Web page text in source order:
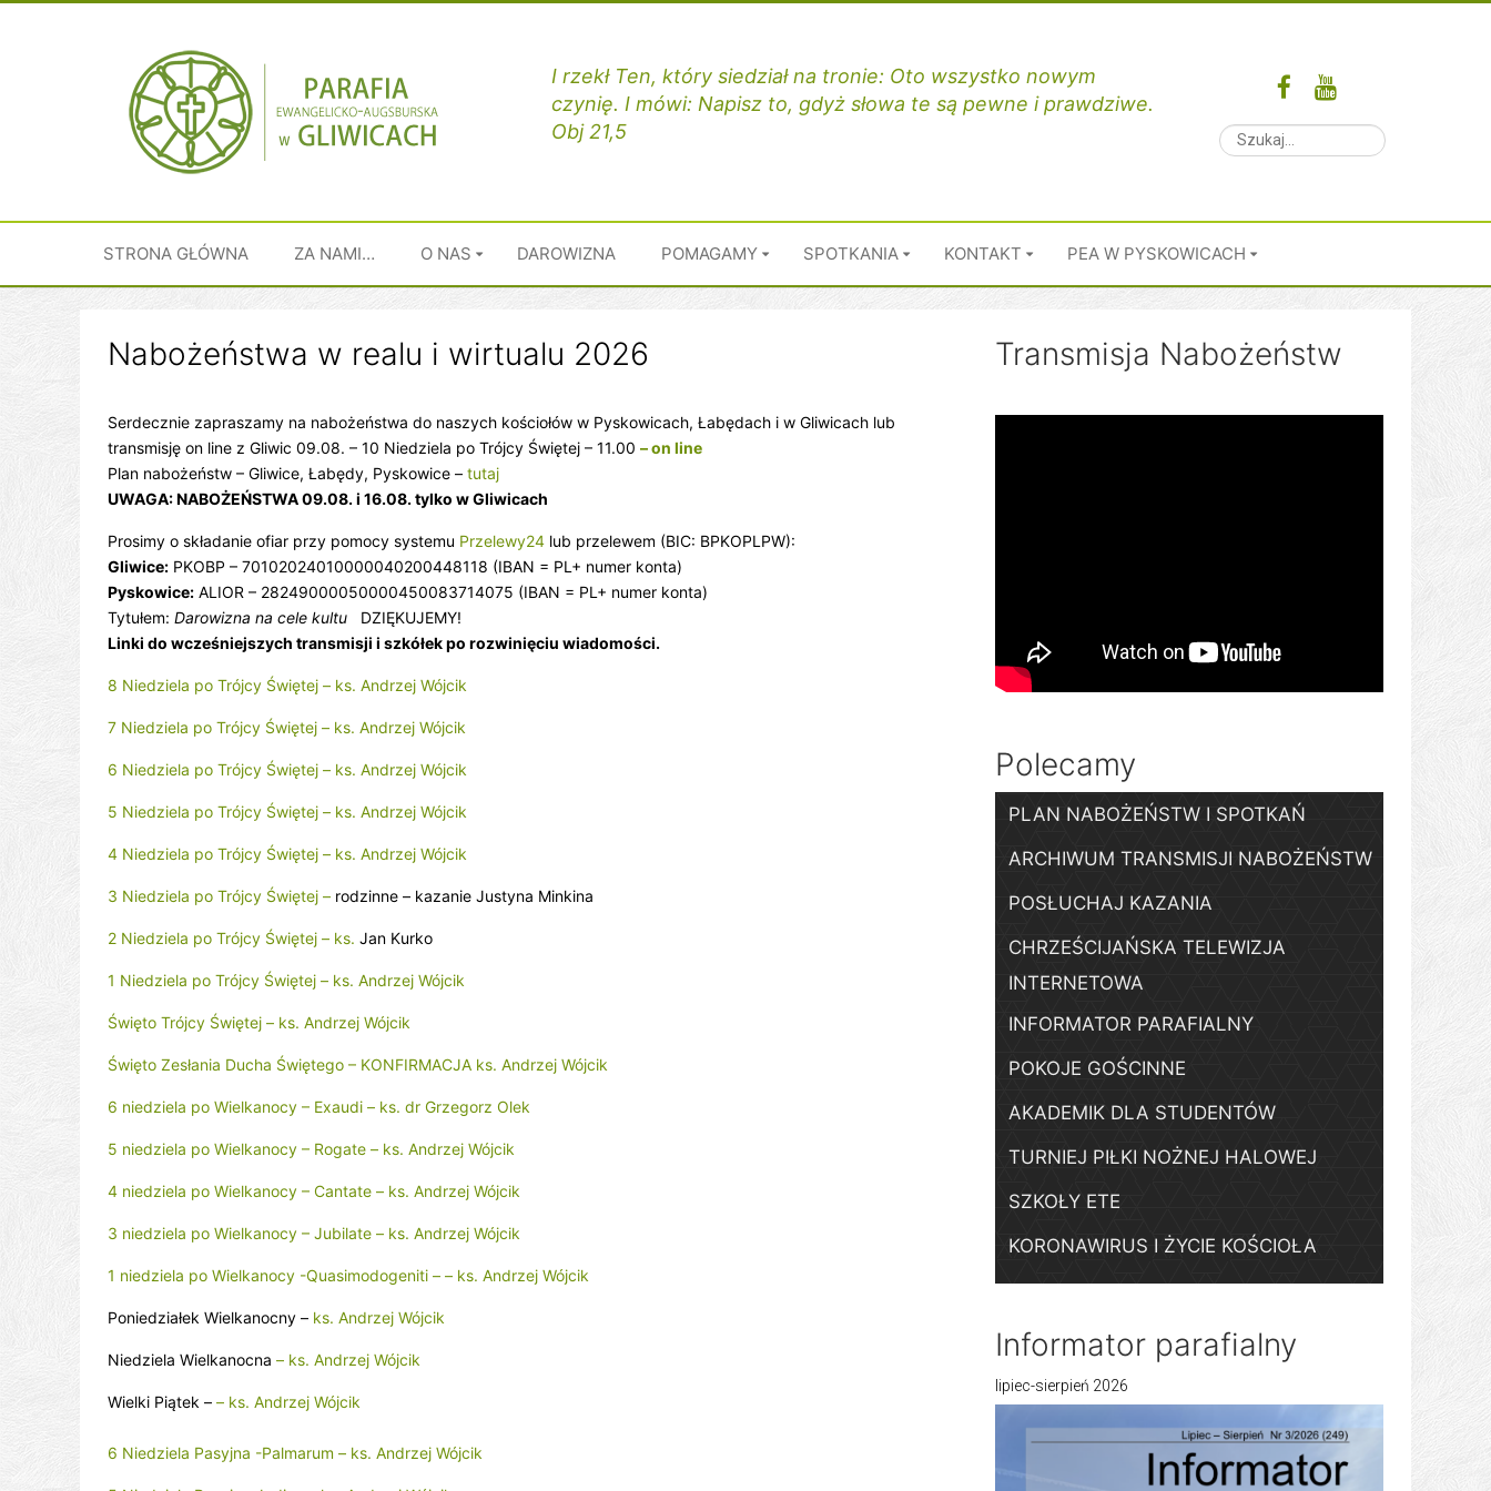
I rzekł Ten, który siedział na tronie: Oto wszystko nowym
czynię. I mówi: Napisz to, gdyż słowa te są pewne i prawdziwe.
Obj 21,5
STRONA GŁÓWNA ZA NAMI… O NAS DAROWIZNA POMAGAMY SPOTKANIA KONTAKT PEA W PYSKOWICACH
Nabożeństwa w realu i wirtualu 2026
Serdecznie zapraszamy na nabożeństwa do naszych kościołów w Pyskowicach, Łabędach i w Gliwicach lub
transmisję on line z Gliwic 09.08. – 10 Niedziela po Trójcy Świętej – 11.00 – on line
Plan nabożeństw – Gliwice, Łabędy, Pyskowice – tutaj
UWAGA: NABOŻEŃSTWA 09.08. i 16.08. tylko w Gliwicach
Prosimy o składanie ofiar przy pomocy systemu Przelewy24 lub przelewem (BIC: BPKOPLPW):
Gliwice: PKOBP – 70102024010000040200448118 (IBAN = PL+ numer konta)
Pyskowice: ALIOR – 28249000050000450083714075 (IBAN = PL+ numer konta)
Tytułem: Darowizna na cele kultu DZIĘKUJEMY!
Linki do wcześniejszych transmisji i szkółek po rozwinięciu wiadomości.
8 Niedziela po Trójcy Świętej – ks. Andrzej Wójcik
7 Niedziela po Trójcy Świętej – ks. Andrzej Wójcik
6 Niedziela po Trójcy Świętej – ks. Andrzej Wójcik
5 Niedziela po Trójcy Świętej – ks. Andrzej Wójcik
4 Niedziela po Trójcy Świętej – ks. Andrzej Wójcik
3 Niedziela po Trójcy Świętej – rodzinne – kazanie Justyna Minkina
2 Niedziela po Trójcy Świętej – ks. Jan Kurko
1 Niedziela po Trójcy Świętej – ks. Andrzej Wójcik
Święto Trójcy Świętej – ks. Andrzej Wójcik
Święto Zesłania Ducha Świętego – KONFIRMACJA ks. Andrzej Wójcik
6 niedziela po Wielkanocy – Exaudi – ks. dr Grzegorz Olek
5 niedziela po Wielkanocy – Rogate – ks. Andrzej Wójcik
4 niedziela po Wielkanocy – Cantate – ks. Andrzej Wójcik
3 niedziela po Wielkanocy – Jubilate – ks. Andrzej Wójcik
1 niedziela po Wielkanocy -Quasimodogeniti – – ks. Andrzej Wójcik
Poniedziałek Wielkanocny – ks. Andrzej Wójcik
Niedziela Wielkanocna – ks. Andrzej Wójcik
Wielki Piątek – – ks. Andrzej Wójcik
6 Niedziela Pasyjna -Palmarum – ks. Andrzej Wójcik
Transmisja Nabożeństw
Polecamy
PLAN NABOŻEŃSTW I SPOTKAŃ
ARCHIWUM TRANSMISJI NABOŻEŃSTW
POSŁUCHAJ KAZANIA
CHRZEŚCIJAŃSKA TELEWIZJA
INTERNETOWA
INFORMATOR PARAFIALNY
POKOJE GOŚCINNE
AKADEMIK DLA STUDENTÓW
TURNIEJ PIŁKI NOŻNEJ HALOWEJ
SZKOŁY ETE
KORONAWIRUS I ŻYCIE KOŚCIOŁA
Informator parafialny
lipiec-sierpień 2026